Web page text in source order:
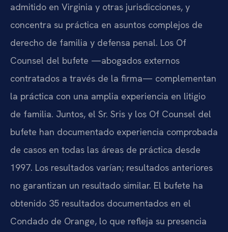
admitido en Virginia y otras jurisdicciones, y
concentra su práctica en asuntos complejos de
derecho de familia y defensa penal. Los Of
Counsel del bufete —abogados externos
contratados a través de la firma— complementan
la práctica con una amplia experiencia en litigio
de familia. Juntos, el Sr. Sris y los Of Counsel del
bufete han documentado experiencia comprobada
de casos en todas las áreas de práctica desde
1997. Los resultados varían; resultados anteriores
no garantizan un resultado similar. El bufete ha
obtenido 35 resultados documentados en el
Condado de Orange, lo que refleja su presencia